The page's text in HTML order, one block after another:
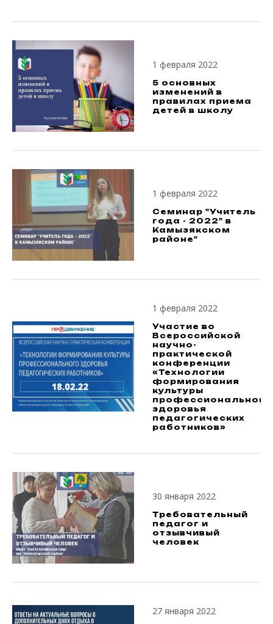
1 февраля 2022
5 основных
изменений в
правилах приема
детей в школу
1 февраля 2022
Семинар "Учитель
года - 2022" в
Камызякском
районе"
1 февраля 2022
Участие во
Всероссийской
научно-
практической
конференции
«Технологии
формирования
культуры
профессионального
здоровья
педагогических
работников»
30 января 2022
Требовательный
педагог и
отзывчивый
человек
27 января 2022